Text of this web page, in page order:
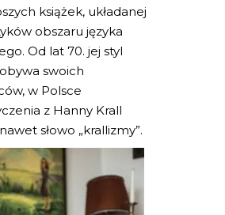
książek, układanej
obszaru języka
Od lat 70. jej styl
swoich
w Polsce
z Hanny Krall
słowo „krallizmy”.